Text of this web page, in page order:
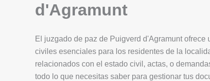
d'Agramunt
El juzgado de paz de Puigverd d'Agramunt
civiles esenciales para los residentes de la
relacionados con el estado civil, actas, o
todo lo que necesitas saber para gestionar tus